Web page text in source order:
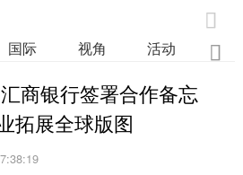

国际 视角 活动 业

商银行签署合作备忘
拓展全球版图